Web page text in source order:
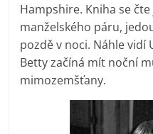
Hampshire. Kniha se
manželského páru,
pozdě v noci. Náhle vidí
Betty začíná mít noční
mimozemšťany.